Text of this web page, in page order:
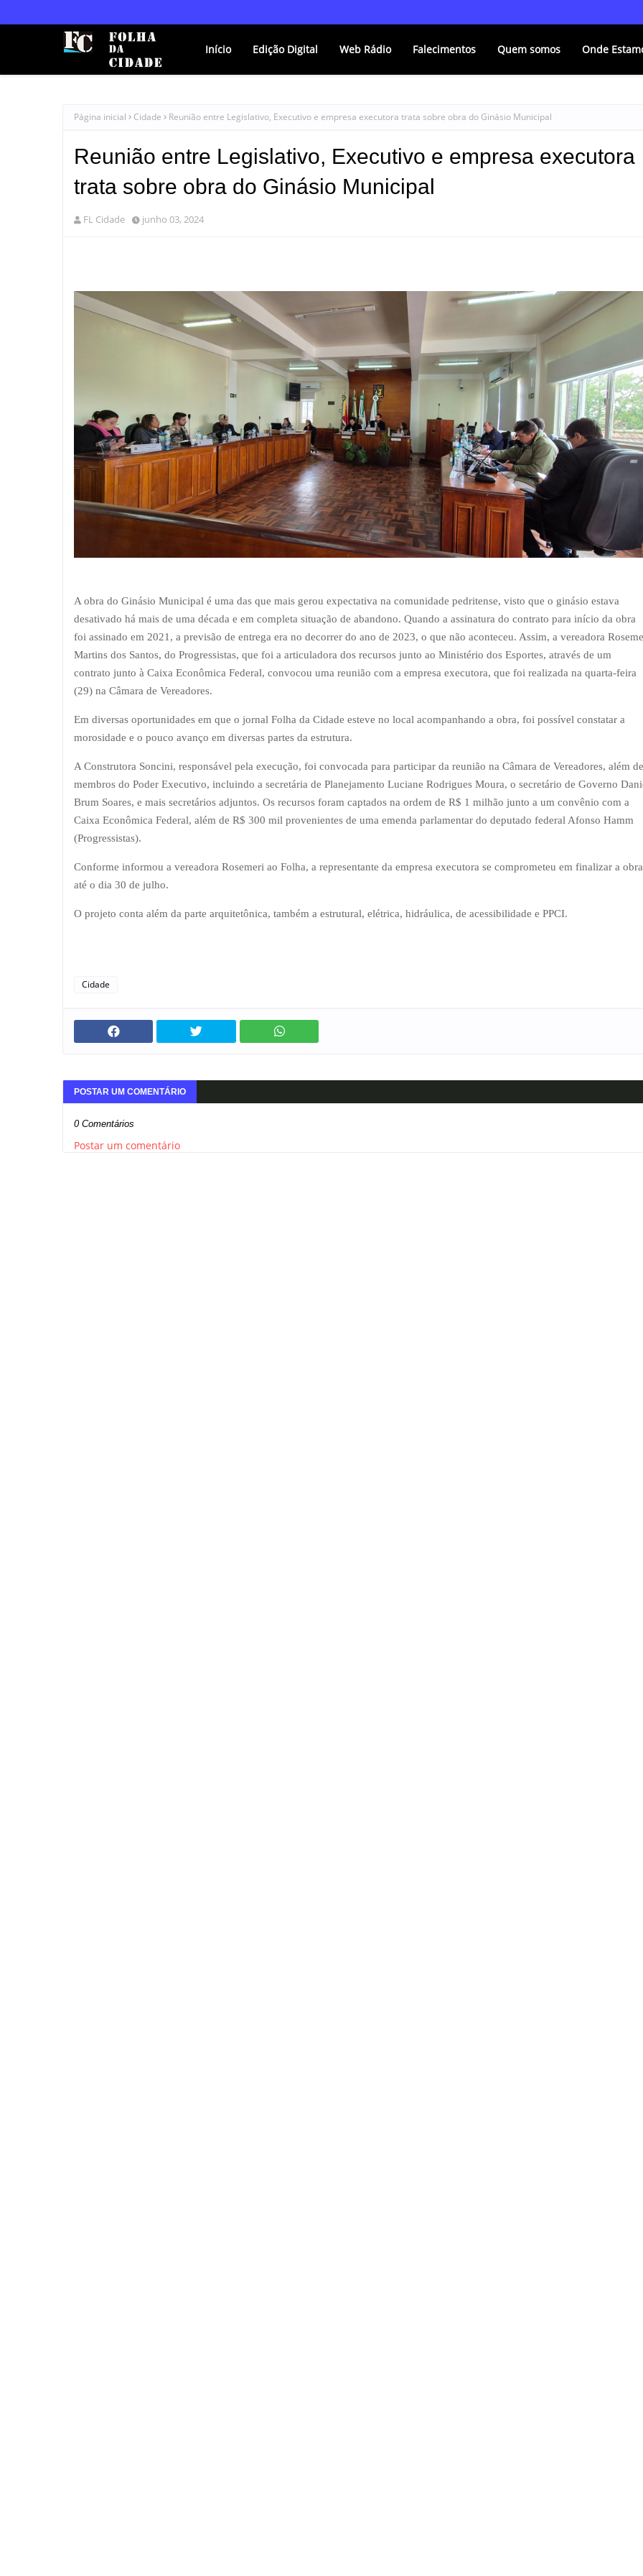
Início Edição Digital Web Rádio Falecimentos Quem somos Onde
Página inicial Cidade Reunião entre Legislativo, Executivo e empresa executora trata sobre obra do Ginásio Municipal
Reunião entre Legislativo, Executivo e empresa executora
trata sobre obra do Ginásio Municipal
FL Cidade junho 03, 2024
A obra do Ginásio Municipal é uma das que mais gerou expectativa na comunidade pedritense, visto que o ginásio estava
desativado há mais de uma década e em completa situação de abandono. Quando a assinatura do contrato para início da obra
foi assinado em 2021, a previsão de entrega era no decorrer do ano de 2023, o que não aconteceu. Assim, a vereadora
Martins dos Santos, do Progressistas, que foi a articuladora dos recursos junto ao Ministério dos Esportes, através de um
contrato junto à Caixa Econômica Federal, convocou uma reunião com a empresa executora, que foi realizada na quarta-feira
(29) na Câmara de Vereadores.
Em diversas oportunidades em que o jornal Folha da Cidade esteve no local acompanhando a obra, foi possível constatar a
morosidade e o pouco avanço em diversas partes da estrutura.
A Construtora Soncini, responsável pela execução, foi convocada para participar da reunião na Câmara de Vereadores, além de
membros do Poder Executivo, incluindo a secretária de Planejamento Luciane Rodrigues Moura, o secretário de Governo
Brum Soares, e mais secretários adjuntos. Os recursos foram captados na ordem de R$ 1 milhão junto a um convênio com a
Caixa Econômica Federal, além de R$ 300 mil provenientes de uma emenda parlamentar do deputado federal Afonso Hamm
(Progressistas).
Conforme informou a vereadora Rosemeri ao Folha, a representante da empresa executora se comprometeu em finalizar a obra
até o dia 30 de julho.
O projeto conta além da parte arquitetônica, também a estrutural, elétrica, hidráulica, de acessibilidade e PPCI.
Cidade
POSTAR UM COMENTÁRIO
0 Comentários
Postar um comentário